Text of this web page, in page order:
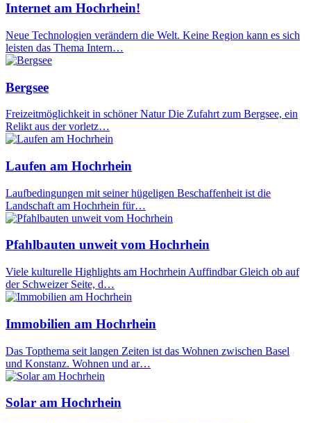
Internet am Hochrhein!
Neue Technologien verändern die Welt. Keine Region kann es sich
leisten das Thema Intern…
Bergsee
Freizeitmöglichkeit in schöner Natur Die Zufahrt zum Bergsee, ein
Relikt aus der vorletz…
Laufen am Hochrhein
Laufbedingungen mit seiner hügeligen Beschaffenheit ist die
Landschaft am Hochrhein für…
Pfahlbauten unweit vom Hochrhein
Viele kulturelle Highlights am Hochrhein Auffindbar Gleich ob auf
der Schweizer Seite, d…
Immobilien am Hochrhein
Das Topthema seit langen Zeiten ist das Wohnen zwischen Basel
und Konstanz. Wohnen und ar…
Solar am Hochrhein